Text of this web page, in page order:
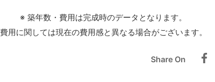
※ 築年数・費用は完成時のデータとなります。
費用に関しては現在の費用感と異なる場合がございます。
Share On